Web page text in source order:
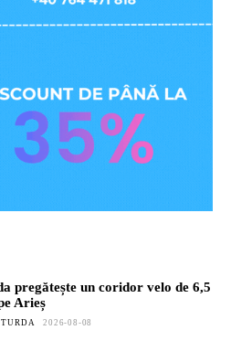
pregătește un coridor velo de 6,5
Arieș
2026-08-08